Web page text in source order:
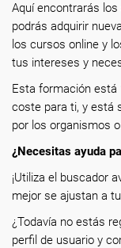
Aquí encontrarás
podrás adquirir
los cursos online y
tus intereses y
Esta formación está
coste para ti, y está
por los organismos
¿Necesitas ayuda
¡Utiliza el buscador
mejor se ajustan a
¿Todavía no estás
perfil de usuario y